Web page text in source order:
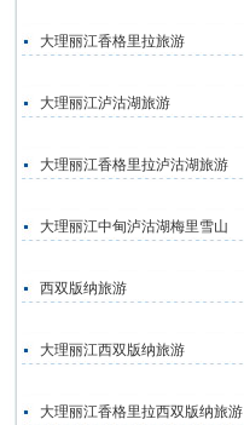
大理丽江香格里拉旅游
大理丽江泸沽湖旅游
大理丽江香格里拉泸沽湖旅游
大理丽江中甸泸沽湖梅里雪山
西双版纳旅游
大理丽江西双版纳旅游
大理丽江香格里拉西双版纳旅游